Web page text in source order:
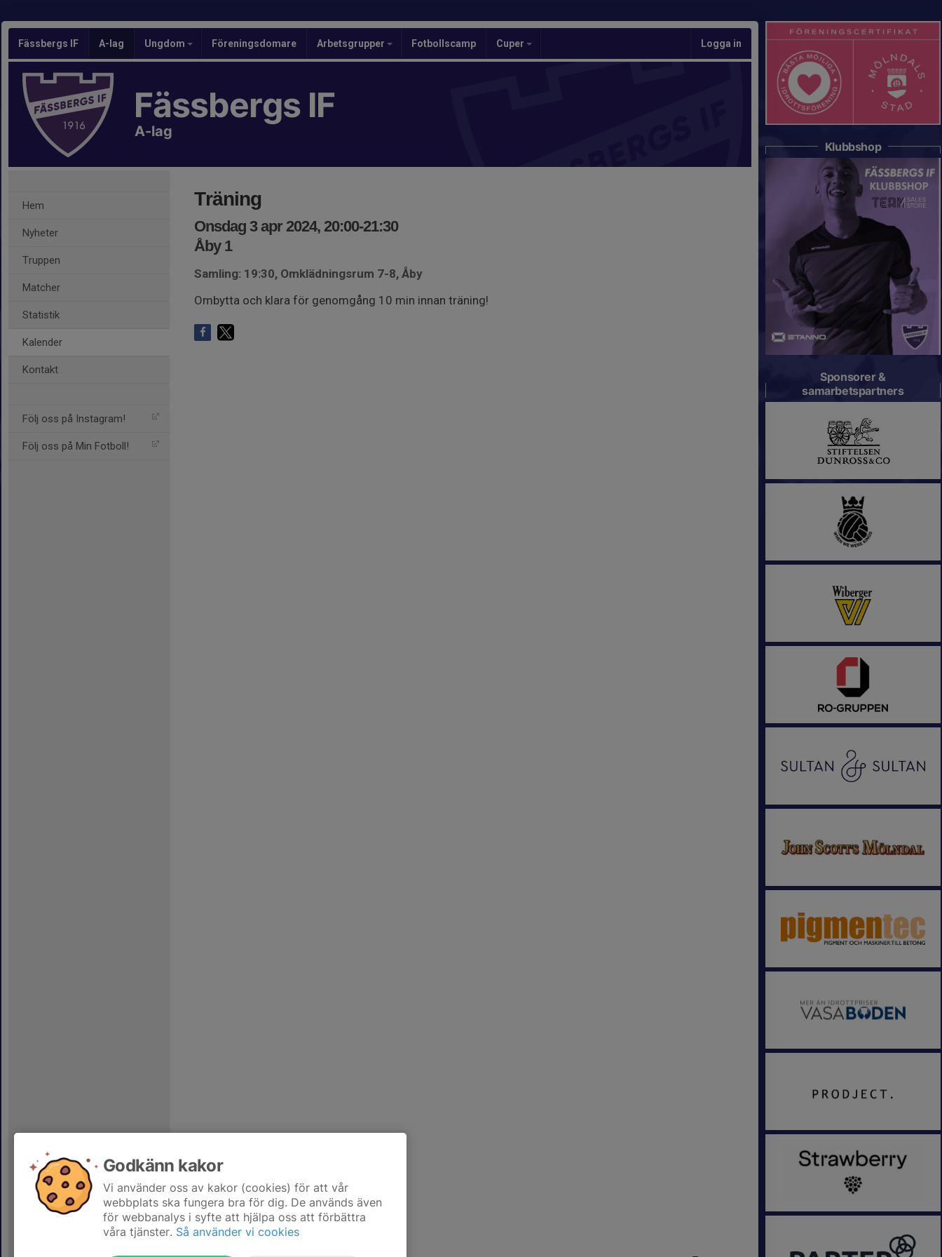
Fässbergs IF A-lag Ungdom Föreningsdomare Arbetsgrupper Fotbollscamp Cuper Logga in
Fässbergs IF
A-lag
Hem
Nyheter
Truppen
Matcher
Statistik
Kalender
Kontakt
Följ oss på Instagram!
Följ oss på Min Fotboll!
Träning
Onsdag 3 apr 2024, 20:00-21:30
Åby 1
Samling: 19:30, Omklädningsrum 7-8, Åby
Ombytta och klara för genomgång 10 min innan träning!
Klubbshop
Sponsorer &
samarbetspartners
Godkänn kakor
Vi använder oss av kakor (cookies) för att vår
webbplats ska fungera bra för dig. De används även
för webbanalys i syfte att hjälpa oss att förbättra
våra tjänster. Så använder vi cookies